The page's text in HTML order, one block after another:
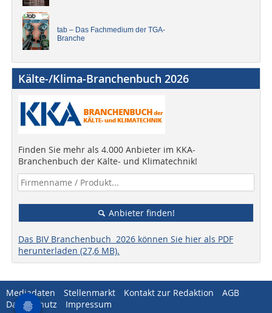
tab – Das Fachmedium der TGA-
Branche
Kälte-/Klima-Branchenbuch 2026
Finden Sie mehr als 4.000 Anbieter im KKA-
Branchenbuch der Kälte- und Klimatechnik!
Anbieter finden!
Das BIV Branchenbuch 2026 können Sie hier als PDF
herunterladen (27,6 MB).
Mediadaten Stellenmarkt Kontakt zur Redaktion
AGB
Datenschutz
Impressum